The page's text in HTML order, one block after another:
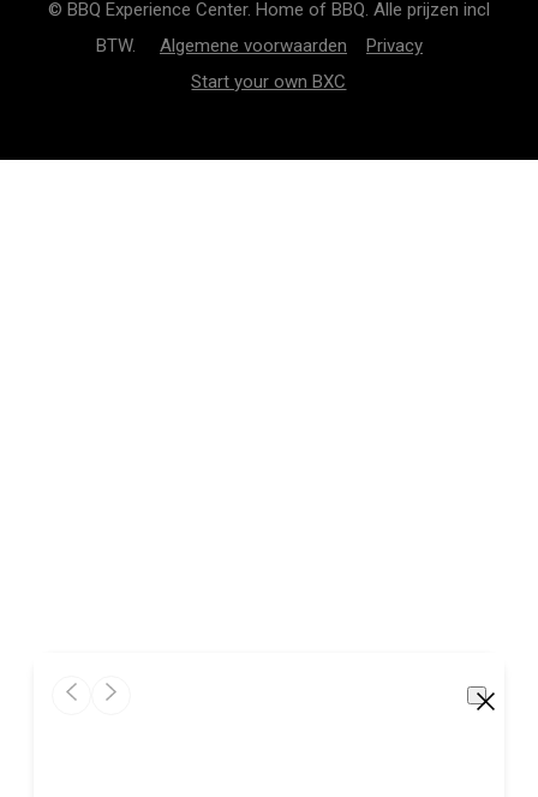
© BBQ Experience Center. Home of BBQ. Alle prijzen incl
BTW. Algemene voorwaarden
Privacy
Start your own BXC